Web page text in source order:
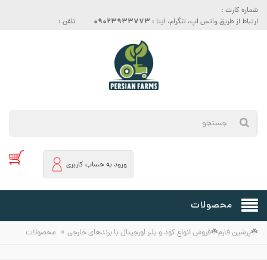
شماره کارت :
ارتباط از طریق واتس اپ، تلگرام، ایتا : 09023933773 تلفن :
ورود به حساب کاربری
محصولات
☘️پرشین فارم☘️فروش انواع کود و بذر اورجینال با برندهای خارجی » محصولات